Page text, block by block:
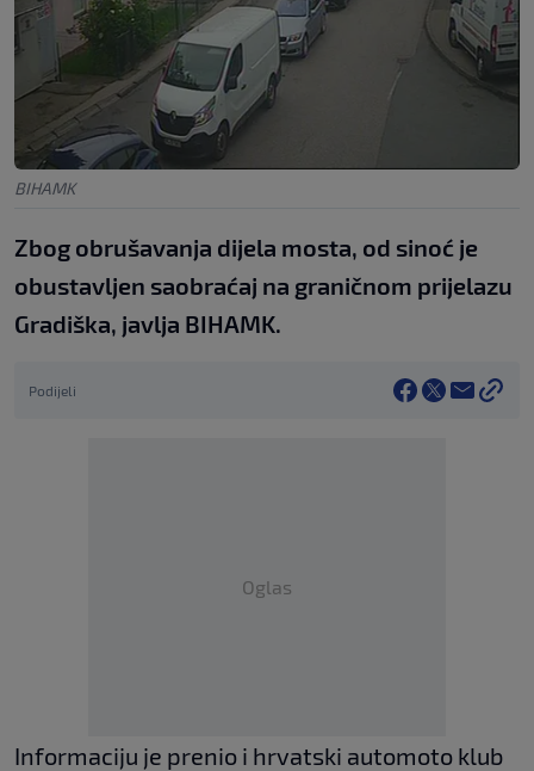
BIHAMK
Zbog obrušavanja dijela mosta, od sinoć je
obustavljen saobraćaj na graničnom prijelazu
Gradiška, javlja BIHAMK.
Podijeli
Oglas
Informaciju je prenio i hrvatski automoto klub